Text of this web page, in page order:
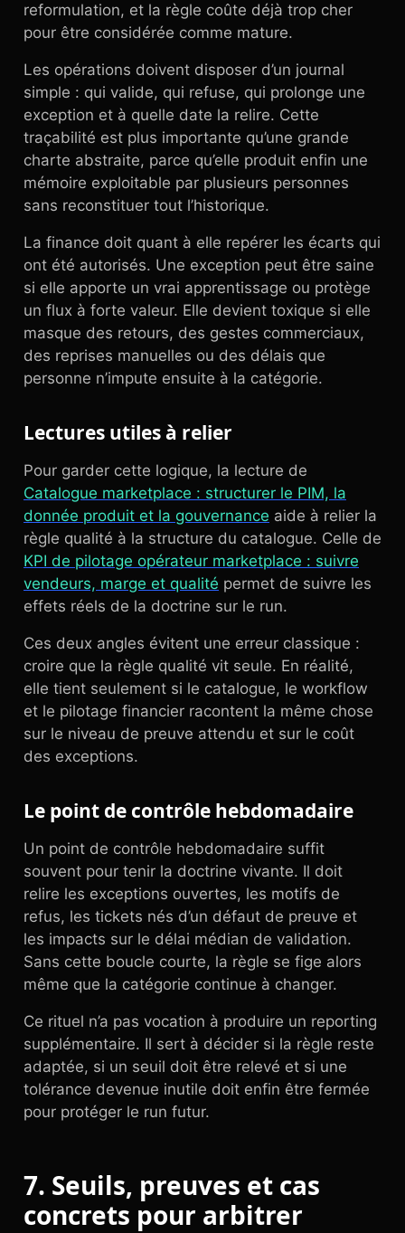
reformulation, et la règle coûte déjà trop cher
pour être considérée comme mature.
Les opérations doivent disposer d’un journal
simple : qui valide, qui refuse, qui prolonge une
exception et à quelle date la relire. Cette
traçabilité est plus importante qu’une grande
charte abstraite, parce qu’elle produit enfin une
mémoire exploitable par plusieurs personnes
sans reconstituer tout l’historique.
La finance doit quant à elle repérer les écarts qui
ont été autorisés. Une exception peut être saine
si elle apporte un vrai apprentissage ou protège
un flux à forte valeur. Elle devient toxique si elle
masque des retours, des gestes commerciaux,
des reprises manuelles ou des délais que
personne n’impute ensuite à la catégorie.
Lectures utiles à relier
Pour garder cette logique, la lecture de
Catalogue marketplace : structurer le PIM, la
donnée produit et la gouvernance aide à relier la
règle qualité à la structure du catalogue. Celle de
KPI de pilotage opérateur marketplace : suivre
vendeurs, marge et qualité permet de suivre les
effets réels de la doctrine sur le run.
Ces deux angles évitent une erreur classique :
croire que la règle qualité vit seule. En réalité,
elle tient seulement si le catalogue, le workflow
et le pilotage financier racontent la même chose
sur le niveau de preuve attendu et sur le coût
des exceptions.
Le point de contrôle hebdomadaire
Un point de contrôle hebdomadaire suffit
souvent pour tenir la doctrine vivante. Il doit
relire les exceptions ouvertes, les motifs de
refus, les tickets nés d’un défaut de preuve et
les impacts sur le délai médian de validation.
Sans cette boucle courte, la règle se fige alors
même que la catégorie continue à changer.
Ce rituel n’a pas vocation à produire un reporting
supplémentaire. Il sert à décider si la règle reste
adaptée, si un seuil doit être relevé et si une
tolérance devenue inutile doit enfin être fermée
pour protéger le run futur.
7. Seuils, preuves et cas
concrets pour arbitrer